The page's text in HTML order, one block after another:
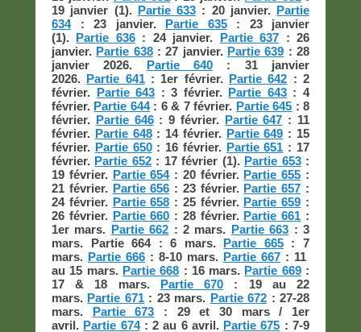
19 janvier (1). Partie 633 : 20 janvier. Partie
634: 23 janvier. Partie 635: 23 janvier
(1). Partie 636: 24 janvier. Partie 637 : 26
janvier. Partie 638: 27 janvier. Partie 639 : 28
janvier 2026. Partie 640 : 31 janvier
2026. Partie 641: 1er février. Partie 642 : 2
février. Partie 643 : 3 février. Partie 643: 4
février. Partie 644: 6 & 7 février. Partie 645 : 8
février. Partie 646: 9 février. Partie 647 : 11
février. Partie 648: 14 février. Partie 649 : 15
février. Partie 650: 16 février. Partie 651 : 17
février. Partie 652: 17 février (1). Partie 653:
19 février. Partie 654: 20 février. Partie 655 :
21 février. Partie 656 : 23 février. Partie 657 :
24 février. Partie 658 : 25 février. Partie 659 :
26 février. Partie 660 : 28 février. Partie 661 :
1er mars. Partie 662 : 2 mars. Partie 663 : 3
mars. Partie 664 : 6 mars. Partie 665: 7
mars. Partie 666 : 8-10 mars. Partie 667 : 11
au 15 mars. Partie 668 : 16 mars. Partie 669:
17 & 18 mars. Partie 670 : 19 au 22
mars. Partie 671: 23 mars. Partie 672 : 27-28
mars. Partie 673 : 29 et 30 mars / 1er
avril. Partie 674: 2 au 6 avril. Partie 675 : 7-9